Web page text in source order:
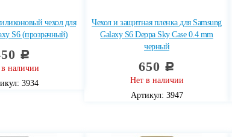
чехол для
S6 (прозрачный)
c
наличии
3934
Чехол и защитная пленка для Samsung
Galaxy S6 Deppa Sky Case 0.4 mm
черный
650 c
Нет в наличии
Артикул: 3947